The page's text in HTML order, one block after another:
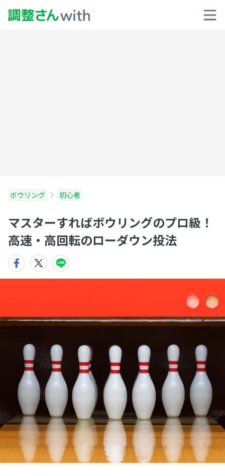
ボウリング 初心者
マスターすればボウリングのプロ級！
高速・高回転のローダウン投法